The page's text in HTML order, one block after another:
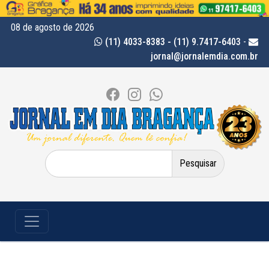
08 de agosto de 2026
(11) 4033-8383 - (11) 9.7417-6403 -
jornal@jornalemdia.com.br
Pesquisar
por: